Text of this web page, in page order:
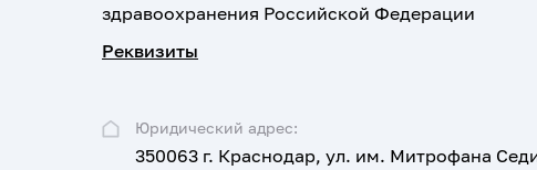
здравоохранения Российской Федерации
Реквизиты
Юридический адрес:
350063 г. Краснодар, ул. им. Митрофана